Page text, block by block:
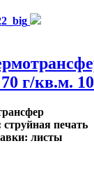
г/кв.м.
струйная печать
: листы